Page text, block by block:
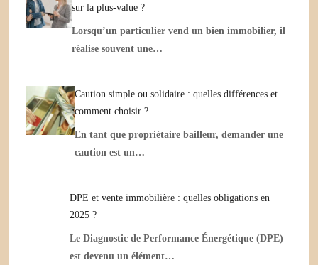
sur la plus-value ?
Lorsqu’un particulier vend un bien immobilier, il
réalise souvent une…
Caution simple ou solidaire : quelles différences et
comment choisir ?
En tant que propriétaire bailleur, demander une
caution est un…
DPE et vente immobilière : quelles obligations en
2025 ?
Le Diagnostic de Performance Énergétique (DPE)
est devenu un élément…